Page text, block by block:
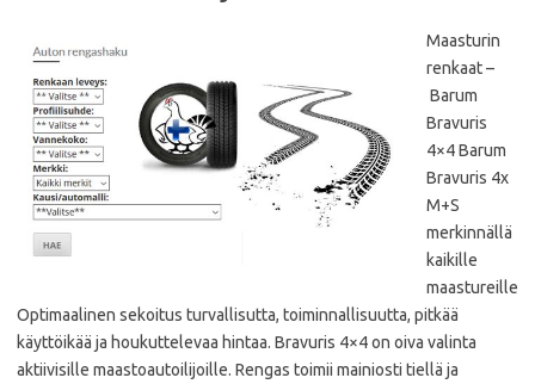
Maasturin
renkaat –
Barum
Bravuris
4×4 Barum
Bravuris 4x
M+S
merkinnällä
kaikille
maastureille
Optimaalinen sekoitus turvallisutta, toiminnallisuutta, pitkää
käyttöikää ja houkuttelevaa hintaa. Bravuris 4×4 on oiva valinta
aktiivisille maastoautoilijoille. Rengas toimii mainiosti tiellä ja